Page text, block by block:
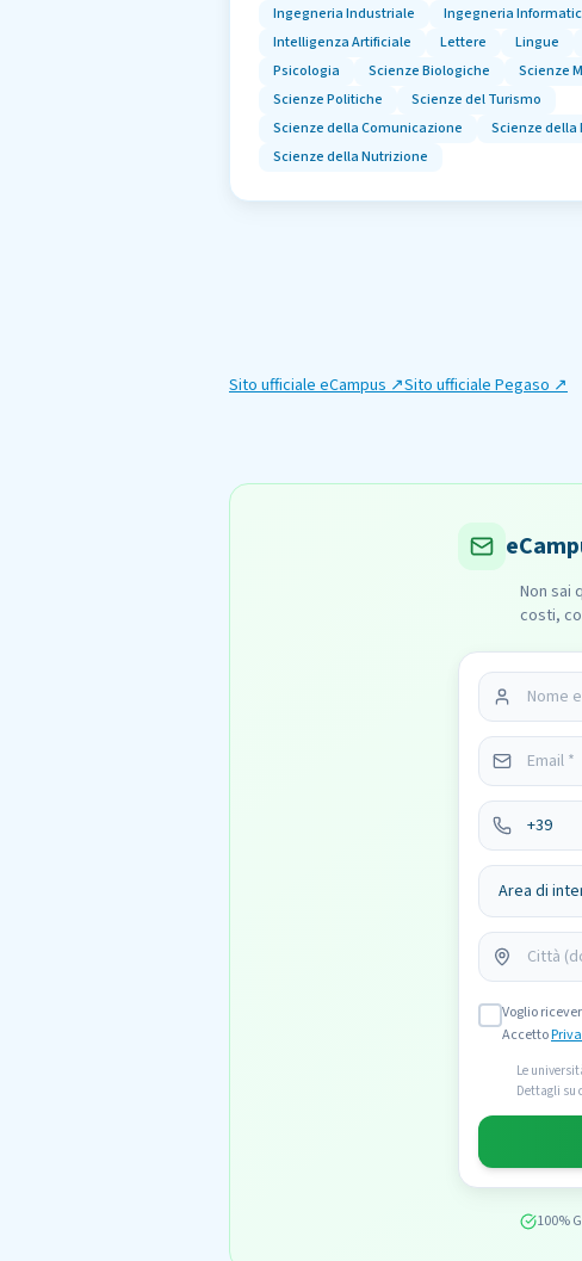
Ingegneria Industriale
Ingegneria
Intelligenza Artificiale
Lettere Lingue
Psicologia
Scienze Biologiche
Scienze
Scienze Politiche
Scienze del Turismo
Scienze della Comunicazione
Scienze della
Scienze della Nutrizione
Sito ufficialeeCampus↗Sito ufficialePegaso↗
Non sai
costi,
Voglio
Accetto
Le
Dettagli su
100%